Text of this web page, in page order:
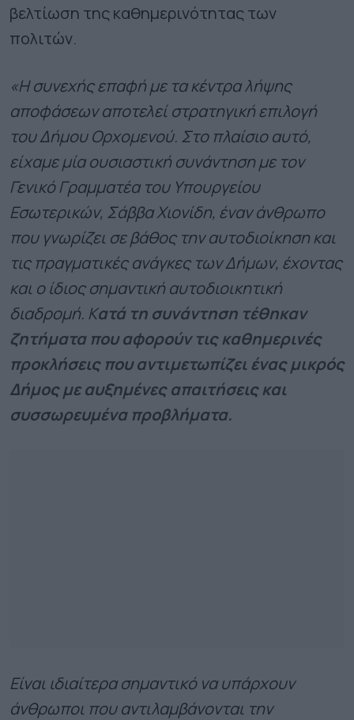
βελτίωση της καθημερινότητας των
πολιτών.
«Η συνεχής επαφή με τα κέντρα λήψης
αποφάσεων αποτελεί στρατηγική επιλογή
του Δήμου Ορχομενού. Στο πλαίσιο αυτό,
είχαμε μία ουσιαστική συνάντηση με τον
Γενικό Γραμματέα του Υπουργείου
Εσωτερικών, Σάββα Χιονίδη, έναν άνθρωπο
που γνωρίζει σε βάθος την αυτοδιοίκηση και
τις πραγματικές ανάγκες των Δήμων, έχοντας
και ο ίδιος σημαντική αυτοδιοικητική
διαδρομή. Κατά τη συνάντηση τέθηκαν
ζητήματα που αφορούν τις καθημερινές
προκλήσεις που αντιμετωπίζει ένας μικρός
Δήμος με αυξημένες απαιτήσεις και
συσσωρευμένα προβλήματα.
Είναι ιδιαίτερα σημαντικό να υπάρχουν
άνθρωποι που αντιλαμβάνονται την